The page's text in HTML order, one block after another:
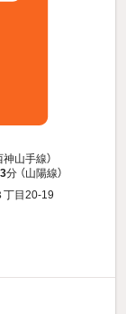
神山手線）
3分 （山陽線）
丁目20-19